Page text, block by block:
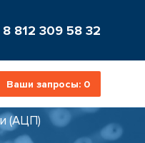
8 812 309 58 32
Ваши запросы: 0
(АЦП)